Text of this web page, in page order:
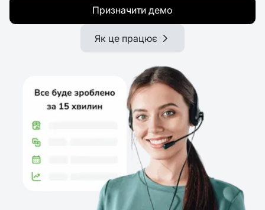
Призначити демо
Як це працює